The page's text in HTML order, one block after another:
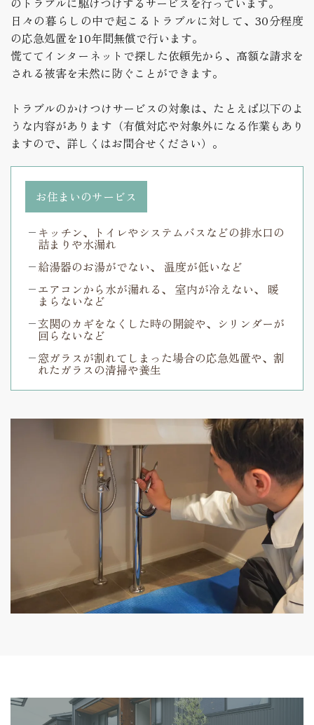
日々の暮らしの中で起こるトラブルに対して、30分程度
の応急処置を10年間無償で行います。
慌ててインターネットで探した依頼先から、高額な請求を
される被害を未然に防ぐことができます。
トラブルのかけつけサービスの対象は、たとえば以下のよ
うな内容があります（有償対応や対象外になる作業もあり
ますので、詳しくはお問合せください）。
お住まいのサービス
キッチン、トイレやシステムバスなどの排水口の
詰まりや水漏れ
給湯器のお湯がでない、 温度が低いなど
エアコンから水が漏れる、 室内が冷えない、 暖
まらないなど
玄関のカギをなくした時の開錠や、シリンダーが
回らないなど
窓ガラスが割れてしまった場合の応急処置や、割
れたガラスの清掃や養生